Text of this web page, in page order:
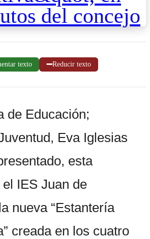
texto ➖Reducir texto
de Educación;
Eva Iglesias
esta
IES Juan de
nueva “Estantería
creada en los cuatro